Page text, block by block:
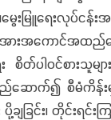
၊မွေးမြူရေးလုပ်င
အားအကောင်အထည်
း စိတ်ပါဝင်စားသူမ
တည်ဆောက်၍ စီမံကိန်
ချခြင်း၊ တိုင်းရင်